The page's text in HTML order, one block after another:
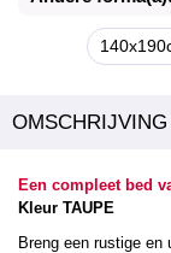
OMSCHRIJVING
Een compleet bed
Kleur TAUPE
Breng een rustige